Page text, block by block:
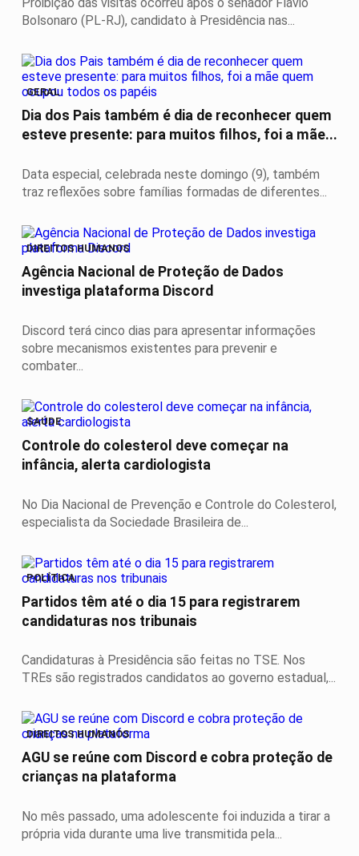
Proibição das visitas ocorreu após o senador Flávio
Bolsonaro (PL-RJ), candidato à Presidência nas...
GERAL
Dia dos Pais também é dia de reconhecer quem
esteve presente: para muitos filhos, foi a mãe...
Data especial, celebrada neste domingo (9), também
traz reflexões sobre famílias formadas de diferentes...
DIREITOS HUMANOS
Agência Nacional de Proteção de Dados
investiga plataforma Discord
Discord terá cinco dias para apresentar informações
sobre mecanismos existentes para prevenir e
combater...
SAÚDE
Controle do colesterol deve começar na
infância, alerta cardiologista
No Dia Nacional de Prevenção e Controle do Colesterol,
especialista da Sociedade Brasileira de...
POLÍTICA
Partidos têm até o dia 15 para registrarem
candidaturas nos tribunais
Candidaturas à Presidência são feitas no TSE. Nos
TREs são registrados candidatos ao governo estadual,...
DIREITOS HUMANOS
AGU se reúne com Discord e cobra proteção de
crianças na plataforma
No mês passado, uma adolescente foi induzida a tirar a
própria vida durante uma live transmitida pela...